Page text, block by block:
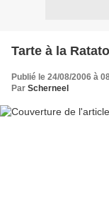
Tarte à la
Publié le 24/08/2006 à
Par Scherneel